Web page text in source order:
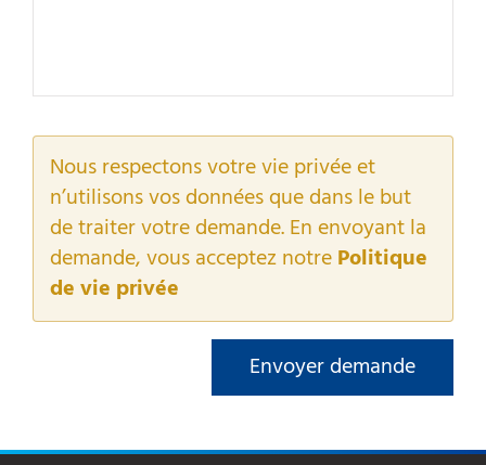
Nous respectons votre vie privée et
n’utilisons vos données que dans le but
de traiter votre demande. En envoyant la
demande, vous acceptez notrePolitique
de vie privée